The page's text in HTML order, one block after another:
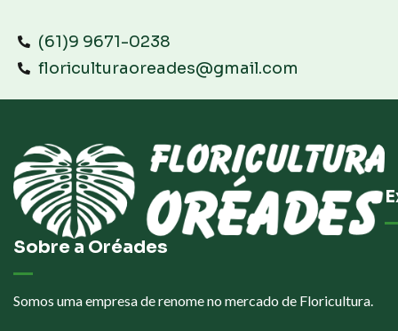
(61)9 9671-0238
floriculturaoreades@gmail.com
Sobre a Oréades
Somos uma empresa de renome no mercado de Floricultura.